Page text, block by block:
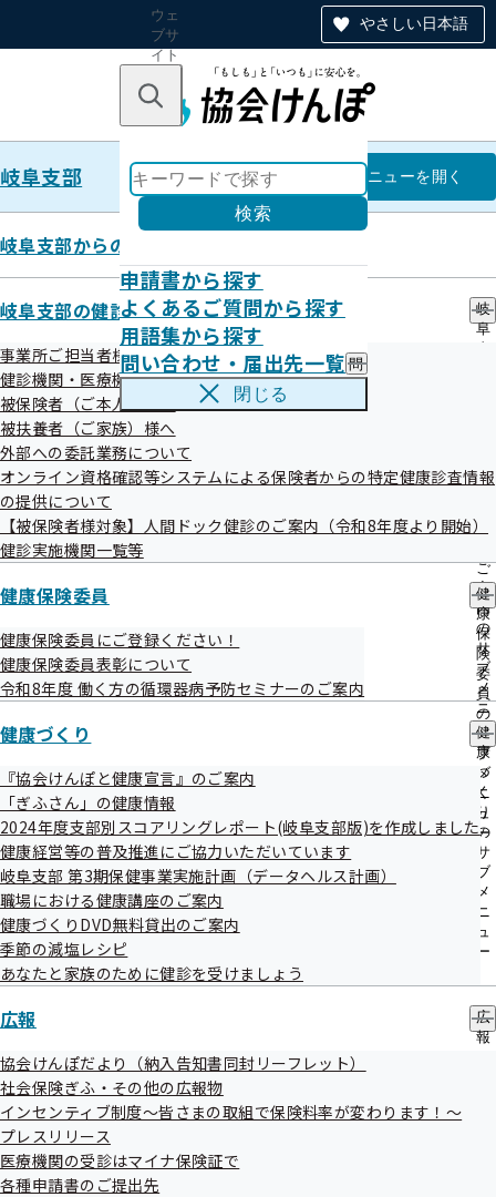
やさしい日本語
ウェ
ブサ
イト
のナ
ン
キーワードで探す
検索
申請書から探す
よくあるご質問から探す
用語集から探す
問い合わせ・届出先一覧 問
い
届
先
覧
ュ
ー
閉じる
岐阜支部 岐阜支部
メニューを開く
岐阜支部からのお知らせ
岐阜支部の健診・保健指導のご案内
岐
阜
保
健
導
ご
案
内
の
サ
ブ
メ
ニ
ュ
ー
事業所ご担当者様へ
健診機関・医療機関の皆さまへ
被保険者（ご本人）様へ
被扶養者（ご家族）様へ
外部への委託業務について
オンライン資格確認等システムによる保険者からの特定健康診査情報
の提供について
【被保険者様対象】人間ドック健診のご案内（令和8年度より開始）
健診実施機関一覧等
健康保険委員
健
康
保
険
委
員
の
サ
ブ
メ
ニ
ュ
ー
健康保険委員にご登録ください！
健康保険委員表彰について
令和8年度 働く方の循環器病予防セミナーのご案内
健康づくり
健
康
づ
く
り
の
サ
ブ
メ
ニ
ュ
ー
『協会けんぽと健康宣言』のご案内
「ぎふさん」の健康情報
2024年度支部別スコアリングレポート(岐阜支部版)を作成しました
健康経営等の普及推進にご協力いただいています
岐阜支部 第3期保健事業実施計画（データヘルス計画）
職場における健康講座のご案内
健康づくりDVD無料貸出のご案内
季節の減塩レシピ
あなたと家族のために健診を受けましょう
広報
広
報
協会けんぽだより（納入告知書同封リーフレット）
社会保険ぎふ・その他の広報物
インセンティブ制度～皆さまの取組で保険料率が変わります！～
プレスリリース
医療機関の受診はマイナ保険証で
各種申請書のご提出先
バックナンバー R7.12月号
（R7.12.19）
令和08年01月13日
★☆★＝＝＝＝＝＝＝＝＝＝＝＝＝＝＝
協会けんぽ めるまが岐阜　12月号
＝＝＝＝＝＝＝＝＝＝＝＝＝＝＝★☆★
・。*・。*・。*・。*・。*・。*・。*・。*・。*・。*・。*・。
*・・。
こんにちは、協会けんぽ岐阜支部です。
2025年も残すところあとわずかとなりました。皆様にとってどのよ
うな一年になりましたか？
年末の忙しい時期ではありますが、体調を崩さないよう気を付けてお
来年も引き続き、めるまが岐阜をどうぞよろしくお願いします。
▼岐阜県食生活改善推進員協議会が作成した簡単野菜レシピ
「ほうれん草のキッシュ」
https://www.pref.gifu.lg.jp/uploaded/attachment/148641.pdf
・。*・。*・。*・。*・。*・。*・。*・。*・。*・。*・。*・。
*・・。
〜〜〜〜〜〜12月号の目次〜〜〜〜〜〜
【2】令和7年度「健康保険委員表彰」を行いました
【4】～国税庁から確定申告に関するお知らせ～
〜〜〜〜〜〜〜〜〜〜〜〜〜〜〜〜〜〜
・。*・。*・。*・。*・。*・。*・。*・。*・。*・。*・。*・。
*・・。